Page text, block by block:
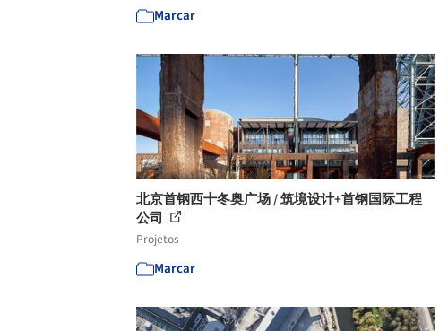
Marcar
北京首钢西十冬奥广场 / 筑境设计+首钢国际工程
公司
Projetos
Marcar